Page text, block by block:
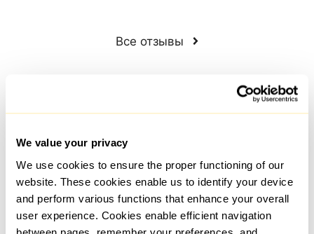
We value your privacy
We use cookies to ensure the proper functioning of our
website. These cookies enable us to identify your device
and perform various functions that enhance your overall
user experience. Cookies enable efficient navigation
Все отзывы
Сколько занимает выдача прокси после оплаты?
Подбор и подключение прокси происходит
моментально автоматически после подтверждения
оплаты заказа. В случаях когда требуется
дополнительное уточнение деталей заказа, таких как